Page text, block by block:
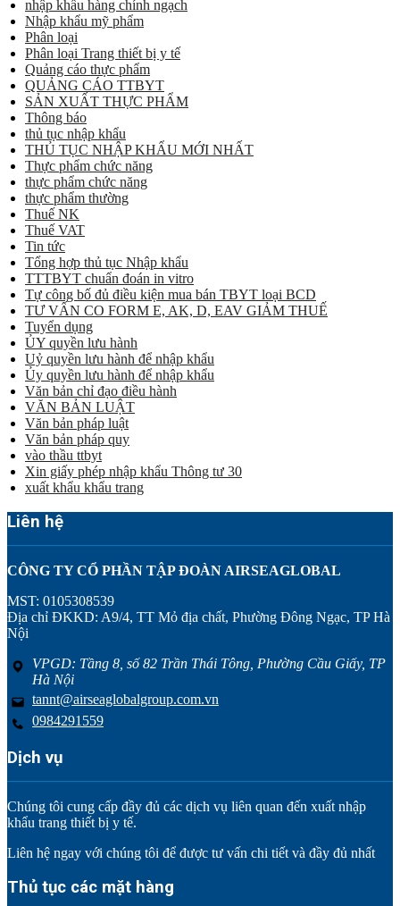
nhập khẩu hàng chính ngạch
Nhập khẩu mỹ phẩm
Phân loại
Phân loại Trang thiết bị y tế
Quảng cáo thực phẩm
QUẢNG CÁO TTBYT
SẢN XUẤT THỰC PHẨM
Thông báo
thủ tục nhập khẩu
THỦ TỤC NHẬP KHẨU MỚI NHẤT
Thực phẩm chức năng
thực phẩm chức năng
thực phẩm thường
Thuế NK
Thuế VAT
Tin tức
Tổng hợp thủ tục Nhập khẩu
TTTBYT chuẩn đoán in vitro
Tự công bố đủ điều kiện mua bán TBYT loại BCD
TƯ VẤN CO FORM E, AK, D, EAV GIẢM THUẾ
Tuyển dụng
ỦY quyền lưu hành
Uỷ quyền lưu hành để nhập khẩu
Ủy quyền lưu hành để nhập khẩu
Văn bản chỉ đạo điều hành
VĂN BẢN LUẬT
Văn bản pháp luật
Văn bản pháp quy
vào thầu ttbyt
Xin giấy phép nhập khẩu Thông tư 30
xuất khẩu khẩu trang
Liên hệ
CÔNG TY CỔ PHẦN TẬP ĐOÀN AIRSEAGLOBAL
MST: 0105308539
Địa chỉ ĐKKD: A9/4, TT Mỏ địa chất, Phường Đông Ngạc, TP Hà
Nội
VPGD: Tầng 8, số 82 Trần Thái Tông, Phường Cầu Giấy, TP
Hà Nội
tannt@airseaglobalgroup.com.vn
0984291559
Dịch vụ
Chúng tôi cung cấp đầy đủ các dịch vụ liên quan đến xuất nhập
khẩu trang thiết bị y tế.
Liên hệ ngay với chúng tôi để được tư vấn chi tiết và đầy đủ nhất
Thủ tục các mặt hàng